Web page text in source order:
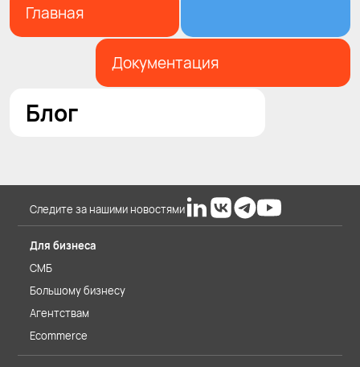
Главная
Документация
Блог
Следите за нашими новостями
Для бизнеса
СМБ
Большому бизнесу
Агентствам
Ecommerce